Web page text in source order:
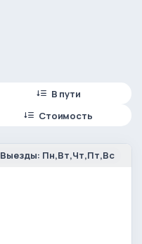
В пути
Стоимость
Выезды: Пн,Вт,Чт,Пт,Вс